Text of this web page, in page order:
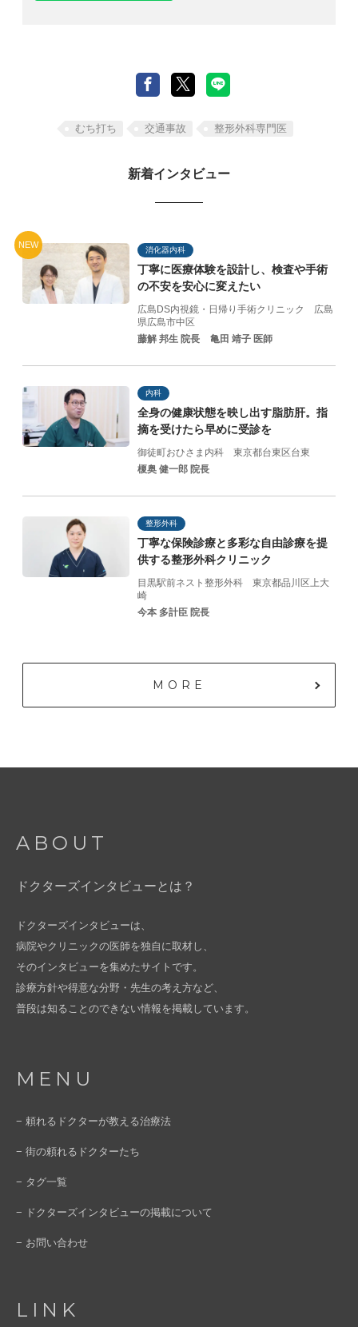
むち打ち 交通事故 整形外科専門医
新着インタビュー
NEW
消化器内科
丁寧に医療体験を設計し、 検査や手術
の不安を安心に変えたい
広島DS内視鏡・日帰り手術クリニック 広島
県広島市中区
藤解 邦生 院長
亀田 靖子 医師
内科
全身の健康状態を映し出す脂肪肝。指
摘を受けたら早めに受診を
御徒町おひさま内科 東京都台東区台東
榎奥 健一郎 院長
整形外科
丁寧な保険診療と多彩な自由診療を提
供する整形外科クリニック
目黒駅前ネスト整形外科 東京都品川区上大
崎
今本 多計臣 院長
MORE
ABOUT
ドクターズインタビューとは？
ドクターズインタビューは、
病院やクリニックの医師を独自に取材し、
そのインタビューを集めたサイトです。
診療方針や得意な分野・先生の考え方など、
普段は知ることのできない情報を掲載しています。
MENU
− 頼れるドクターが教える治療法
− 街の頼れるドクターたち
− タグ一覧
− ドクターズインタビューの掲載について
− お問い合わせ
LINK